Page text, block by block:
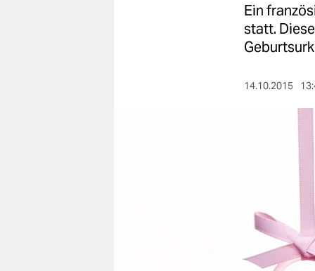
Ein
statt.
14.10.2015